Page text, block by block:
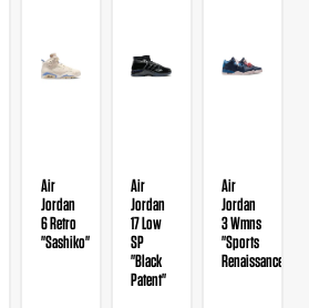
Air
Jordan
6 Retro
"Sashiko"
Air
Jordan
17 Low
SP
"Black
Patent"
Air
Jordan
3 Wmns
"Sports
Renaissance"